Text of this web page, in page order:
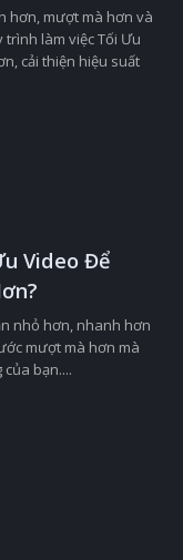
hơn, mượt mà hơn và
làm việc Tối Ưu
cải thiện hiệu suất
Video Để
nhỏ hơn, nhanh hơn
mượt mà hơn mà
bạn....